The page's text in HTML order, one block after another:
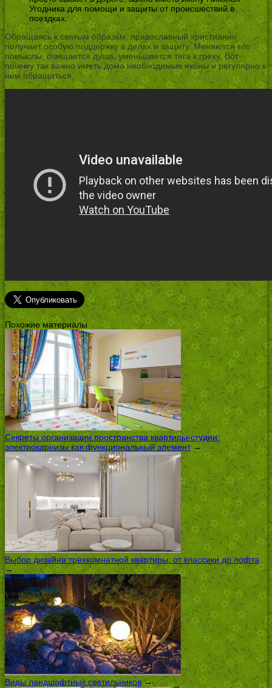
Угодника для помощи и защиты от происшествий в
поездках.
Обращаясь к святым образам, православный христианин
получает особую поддержку в делах и защиту. Меняются его
помыслы, очищается душа, уменьшается тяга к греху. Вот
почему так важно иметь дома необходимые иконы и регулярно к
ним обращаться.
Похожие материалы
Секреты организации пространства квартиры-студии:
электрокарнизы как функциональный элемент→
Выбор дизайна трёхкомнатной квартиры: от классики до лофта
→
Виды ландшафтных светильников→